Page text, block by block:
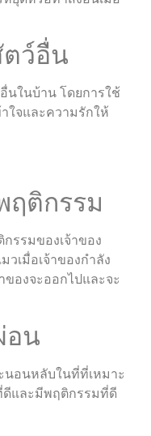
ตว์อื่น
นในบ้าน โดยการใช้
าใจและความรักให้
ฤติกรรม
รรมของเจ้าของ
เมื่อเจ้าของกำลัง
ของจะออกไปและจะ
อน
อนหลับในที่ที่เหมาะ
และมีพฤติกรรมที่ดี